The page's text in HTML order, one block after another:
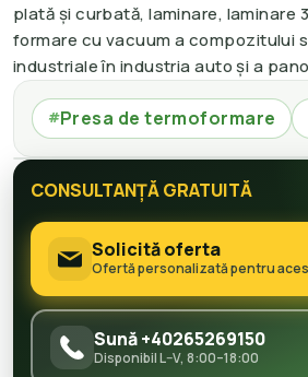
plată și curbată, laminare, laminare
formare cu vacuum a compozitului
industriale în industria auto și a
#Presa de termoformare
CONSULTANȚĂ GRATUITĂ
Solicită oferta
Ofertă personalizată pentru
Sună +40265269150
Disponibil L–V, 8:00–18:00